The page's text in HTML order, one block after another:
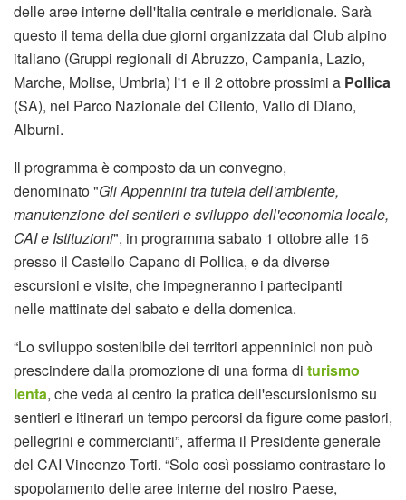
delle aree interne dell'Italia centrale e meridionale. Sarà
questo il tema della due giorni organizzata dal Club alpino
italiano (Gruppi regionali di Abruzzo, Campania, Lazio,
Marche, Molise, Umbria) l'1 e il 2 ottobre prossimi a Pollica
(SA), nel Parco Nazionale del Cilento, Vallo di Diano,
Alburni.
Il programma è composto da un convegno,
denominato "Gli Appennini tra tutela dell'ambiente,
manutenzione dei sentieri e sviluppo dell'economia locale,
CAI e Istituzioni", in programma sabato 1 ottobre alle 16
presso il Castello Capano di Pollica, e da diverse
escursioni e visite, che impegneranno i partecipanti
nelle mattinate del sabato e della domenica.
“Lo sviluppo sostenibile dei territori appenninici non può
prescindere dalla promozione di una forma di turismo
lenta, che veda al centro la pratica dell'escursionismo su
sentieri e itinerari un tempo percorsi da figure come pastori,
pellegrini e commercianti”, afferma il Presidente generale
del CAI Vincenzo Torti. “Solo così possiamo contrastare lo
spopolamento delle aree interne del nostro Paese,